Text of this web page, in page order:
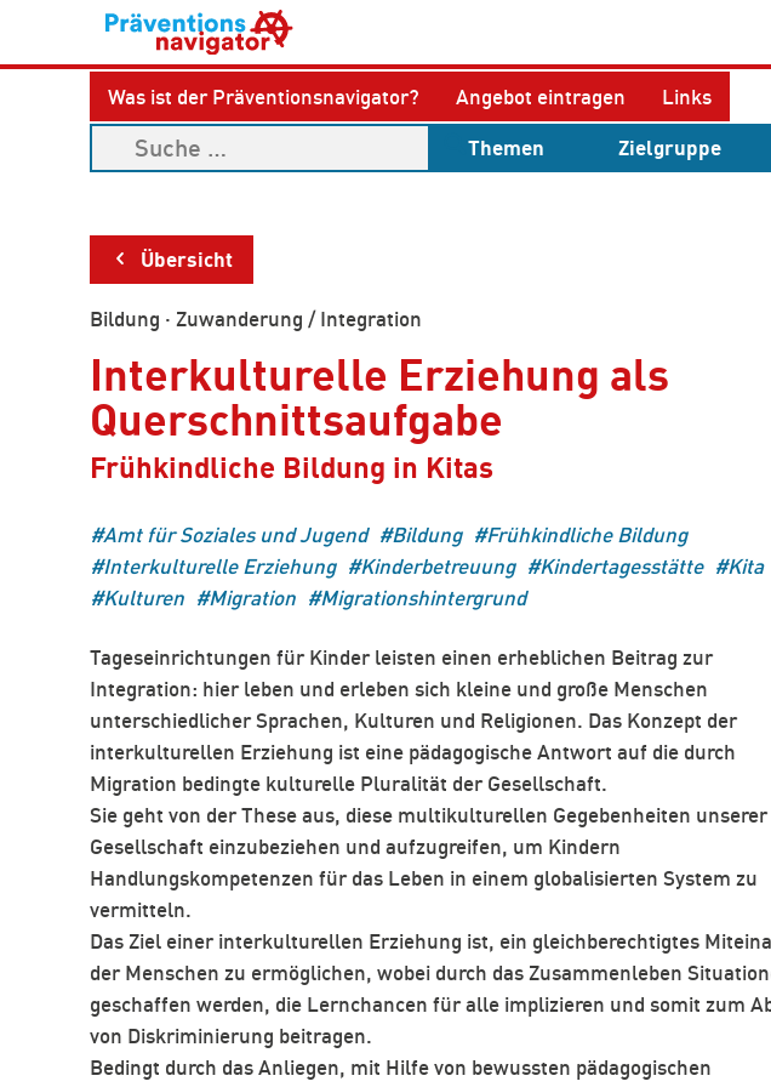
Was ist der Präventionsnavigator? Angebot eintragen
Links
Themen
Zielgruppe
Übersicht
Bildung · Zuwanderung / Integration
Interkulturelle Erziehung als
Querschnittsaufgabe
Frühkindliche Bildung in Kitas
Amt für Soziales und Jugend Bildung
Frühkindliche Bildung
Interkulturelle Erziehung
Kinderbetreuung Kindertagesstätte
Kita
Kulturen
Migration Migrationshintergrund
Tageseinrichtungen für Kinder leisten einen erheblichen Beitrag zur
Integration: hier leben und erleben sich kleine und große Menschen
unterschiedlicher Sprachen, Kulturen und Religionen. Das Konzept der
interkulturellen Erziehung ist eine pädagogische Antwort auf die durch
Migration bedingte kulturelle Pluralität der Gesellschaft.
Sie geht von der These aus, diese multikulturellen Gegebenheiten unserer
Gesellschaft einzubeziehen und aufzugreifen, um Kindern
Handlungskompetenzen für das Leben in einem globalisierten System zu
vermitteln.
Das Ziel einer interkulturellen Erziehung ist, ein gleichberechtigtes
der Menschen zu ermöglichen, wobei durch das Zusammenleben
geschaffen werden, die Lernchancen für alle implizieren und somit zum
von Diskriminierung beitragen.
Bedingt durch das Anliegen, mit Hilfe von bewussten pädagogischen